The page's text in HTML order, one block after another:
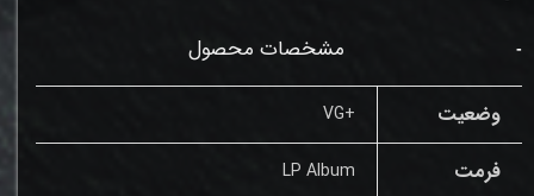
مشخصات محصول
وضعیت +VG
فرمت LP Album